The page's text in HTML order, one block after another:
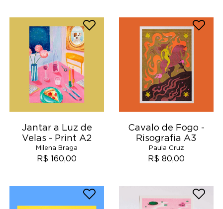
Jantar a Luz de
Velas - Print A2
Milena Braga
R$ 160,00
Cavalo de Fogo -
Risografia A3
Paula Cruz
R$ 80,00